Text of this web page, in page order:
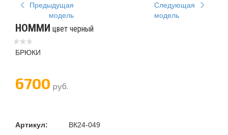
Предыдущая
модель
Следующая
модель
НОММИ цвет черный
БРЮКИ
6700 руб.
Артикул:
ВК24-049